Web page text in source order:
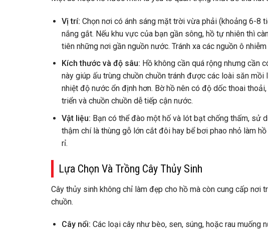
Vị trí: Chọn nơi có ánh sáng mặt trời vừa phải (khoảng 6-8
nắng gắt. Nếu khu vực của bạn gần sông, hồ tự nhiên thì
tiên những nơi gần nguồn nước. Tránh xa các nguồn ô
Kích thước và độ sâu: Hồ không cần quá rộng nhưng cần
này giúp ấu trùng chuồn chuồn tránh được các loài săn
nhiệt độ nước ổn định hơn. Bờ hồ nên có độ dốc thoai
triển và chuồn chuồn dễ tiếp cận nước.
Vật liệu: Bạn có thể đào một hố và lót bạt chống thấm, sử
thậm chí là thùng gỗ lớn cắt đôi hay bể bơi phao nhỏ làm
rỉ.
Lựa Chọn Và Trồng Cây Thủy Sinh
Cây thủy sinh không chỉ làm đẹp cho hồ mà còn cung cấp nơi
chuồn.
Cây nổi: Các loại cây như bèo, sen, súng, hoặc rau muống